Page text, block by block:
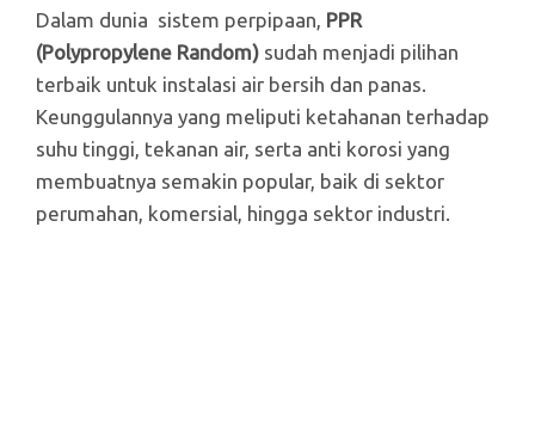
Dalam dunia sistem perpipaan, PPR
(Polypropylene Random) sudah menjadi pilihan
terbaik untuk instalasi air bersih dan panas.
Keunggulannya yang meliputi ketahanan terhadap
suhu tinggi, tekanan air, serta anti korosi yang
membuatnya semakin popular, baik di sektor
perumahan, komersial, hingga sektor industri.